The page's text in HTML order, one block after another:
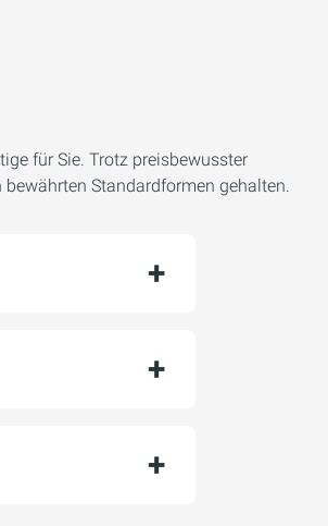
für Sie. Trotz preisbewusster
Standardformen gehalten.